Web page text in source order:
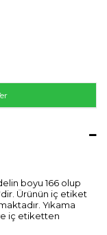
boyu 166 olup
Ürünün iç etiket
Yıkama
iç etiketten